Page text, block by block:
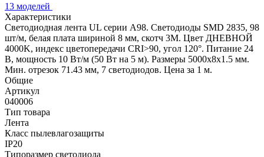
13 моделей
Характеристики
Светодиодная лента UL серии A98. Светодиоды SMD 2835, 98
шт/м, белая плата шириной 8 мм, скотч 3M. Цвет ДНЕВНОЙ
4000K, индекс цветопередачи CRI>90, угол 120°. Питание 24
В, мощность 10 Вт/м (50 Вт на 5 м). Размеры 5000x8x1.5 мм.
Мин. отрезок 71.43 мм, 7 светодиодов. Цена за 1 м.
Общие
Артикул
040006
Тип товара
Лента
Класс пылевлагозащиты
IP20
Типоразмер светодиода